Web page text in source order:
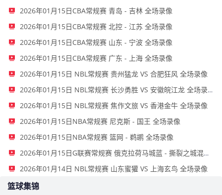
2026年01月15日CBA常规赛 青岛 - 吉林 全场录像
2026年01月15日CBA常规赛 北控 - 江苏 全场录像
2026年01月15日CBA常规赛 山东 - 宁波 全场录像
2026年01月15日CBA常规赛 广东 - 上海 全场录像
2026年01月15日 NBL常规赛 贵州猛龙 VS 合肥狂风 全场录像
2026年01月15日 NBL常规赛 长沙勇胜 VS 安徽皖江龙 全场录像
2026年01月15日 NBL常规赛 焦作文旅 VS 香港金牛 全场录像
2026年01月15日NBA常规赛 尼克斯 - 国王 全场录像
2026年01月15日NBA常规赛 篮网 - 鹈鹕 全场录像
2026年01月15日G联赛常规赛 俄克拉荷马城蓝 - 撕裂之城混音 全场录像
2026年01月14日 NBL常规赛 山东蜜獾 VS 上海玄鸟 全场录像
篮球集锦